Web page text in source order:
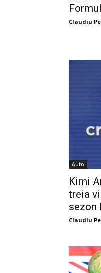
Claudiu
Auto
Kimi
treia
sezon
Claudiu